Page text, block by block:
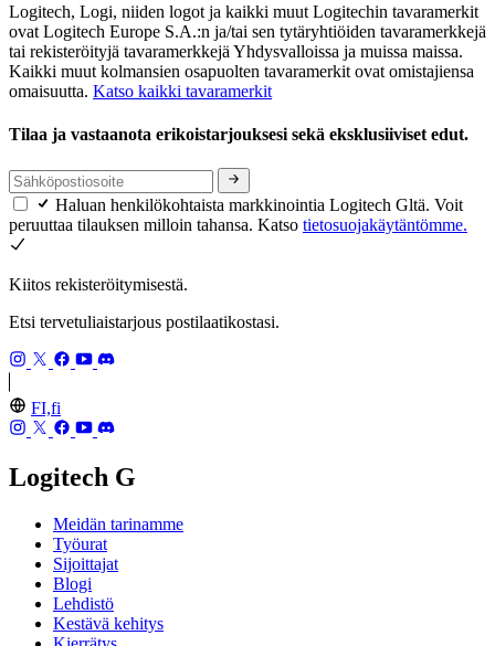
Logitech, Logi, niiden logot ja kaikki muut Logitechin tavaramerkit
ovat Logitech Europe S.A.:n ja/tai sen tytäryhtiöiden tavaramerkkejä
tai rekisteröityjä tavaramerkkejä Yhdysvalloissa ja muissa maissa.
Kaikki muut kolmansien osapuolten tavaramerkit ovat omistajiensa
omaisuutta. Katso kaikki tavaramerkit
Tilaa ja vastaanota erikoistarjouksesi sekä eksklusiiviset edut.
Haluan henkilökohtaista markkinointia Logitech Gltä. Voit
peruuttaa tilauksen milloin tahansa. Katso tietosuojakäytäntömme.
Kiitos rekisteröitymisestä.
Etsi tervetuliaistarjous postilaatikostasi.
FI,fi
Logitech G
Meidän tarinamme
Työurat
Sijoittajat
Blogi
Lehdistö
Kestävä kehitys